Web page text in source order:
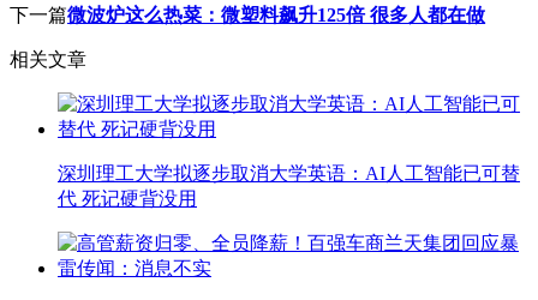
下一篇微波炉这么热菜：微塑料飙升125倍 很多人都在做
相关文章
深圳理工大学拟逐步取消大学英语：AI人工智能已可替
代 死记硬背没用